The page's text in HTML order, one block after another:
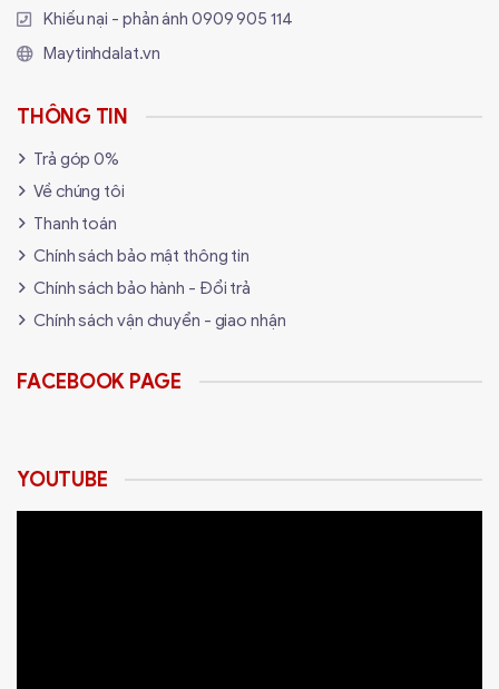
Tại Sao Chọn Mua Màn Hình Gaming
tại Maytinhdalat.vn?
✅ Tư Vấn Chuyên Sâu Chống "Nghẽn Cổ
Chai" VGA:
144Hz không?". Đội ngũ kỹ thuật của
Maytinhdalat.vn
xác màn hình nào phù hợp nhất với VGA và
CPU của bạn, đảm bảo tối ưu FPS và tránh
Sync/FreeSync:
Lạt mua màn hình 144Hz về nhưng chỉ dùng
DisplayPort, và
Khiếu nại - phản ánh 0909 905 114
Maytinhdalat.vn
THÔNG TIN
Trả góp 0%
Về chúng tôi
Thanh toán
Chính sách bảo mật thông tin
Chính sách bảo hành - Đổi trả
Chính sách vận chuyển - giao nhận
FACEBOOK PAGE
YOUTUBE